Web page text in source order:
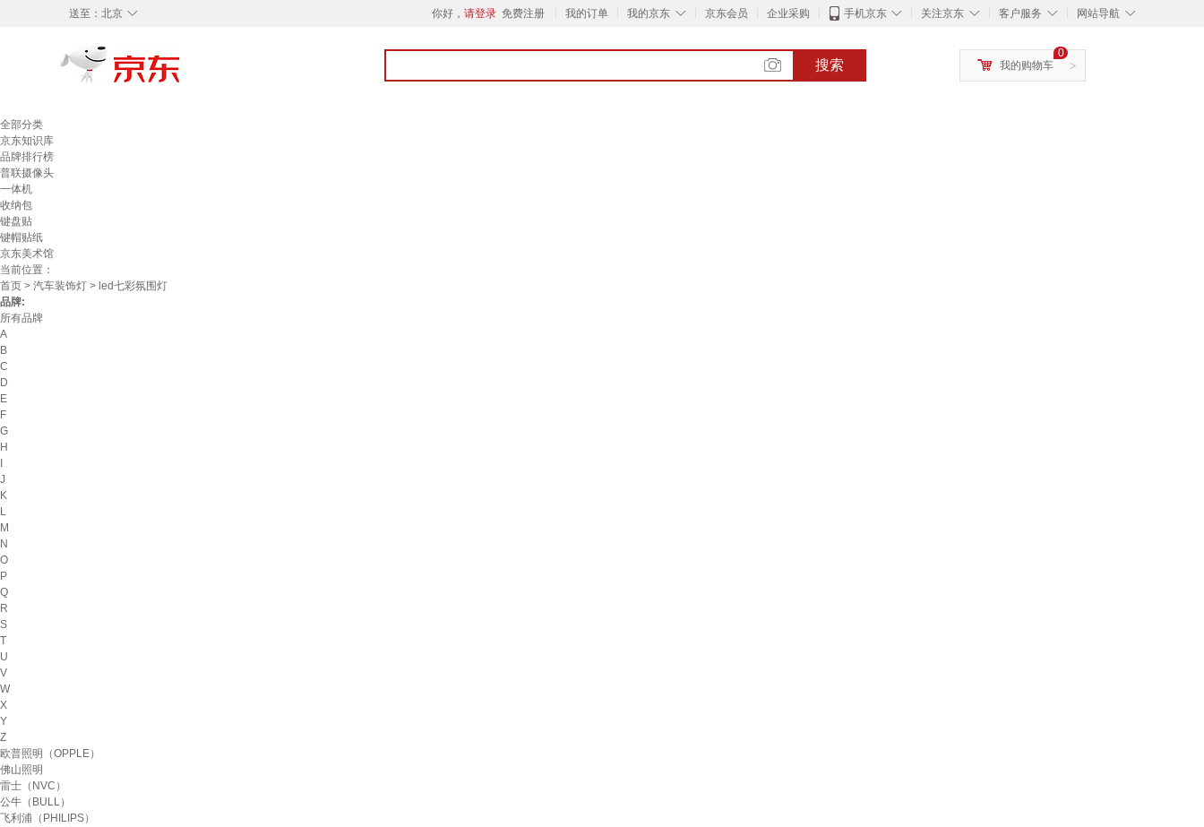
◇
送至： 北京 你好， 请登录 免费注册 我的订单 ◇
我的京东 京东会员 企业采购 ◇
手机京东 ◇
关注京东 ◇
客户服务 ◇
网站导航
搜索 >
0
我的购物车
全部分类
京东知识库
品牌排行榜
普联摄像头
一体机
收纳包
键盘贴
键帽贴纸
京东美术馆
当前位置：
首页 > 汽车装饰灯 > led七彩氛围灯
品牌:
所有品牌
A
B
C
D
E
F
G
H
J
K
L
M
N
O
P
Q
R
S
T
U
V
W
X
Y
Z
欧普照明（OPPLE）
佛山照明
雷士（NVC）
公牛（BULL）
飞利浦（PHILIPS）